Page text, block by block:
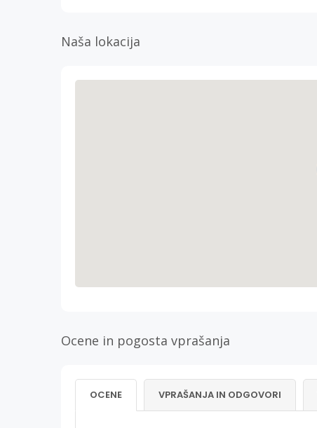
Naša lokacija
Ocene in pogosta vprašanja
OCENE VPRAŠANJA IN ODGOVORI